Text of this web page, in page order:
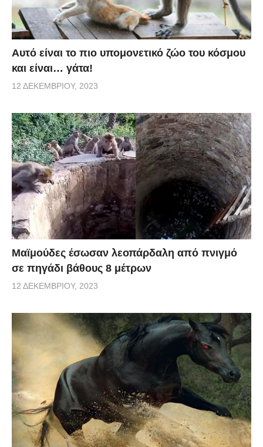
Αυτό είναι το πιο υπομονετικό ζώο του κόσμου
και είναι… γάτα!
12 ΔΕΚΕΜΒΡΊΟΥ, 2023
Μαϊμούδες έσωσαν λεοπάρδαλη από πνιγμό
σε πηγάδι βάθους 8 μέτρων
12 ΔΕΚΕΜΒΡΊΟΥ, 2023